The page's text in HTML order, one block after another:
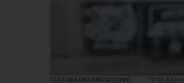
CULTURA ORGANIZACIONAL, 12 DE